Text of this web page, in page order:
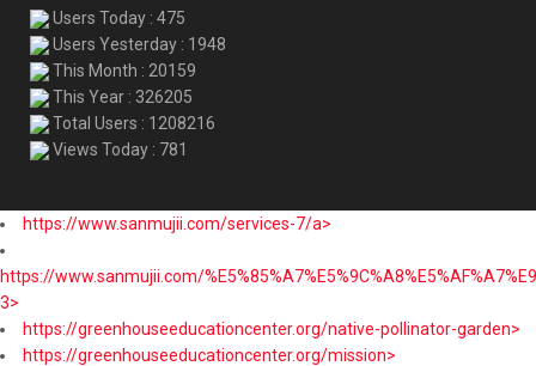
Users Today : 475
Users Yesterday : 1948
This Month : 20159
This Year : 326205
Total Users : 1208216
Views Today : 781
https://www.sanmujii.com/services-7/a>
https://www.sanmujii.com/
3>
https://greenhouseeducationcenter.org/native-pollinator-garden>
https://greenhouseeducationcenter.org/mission>